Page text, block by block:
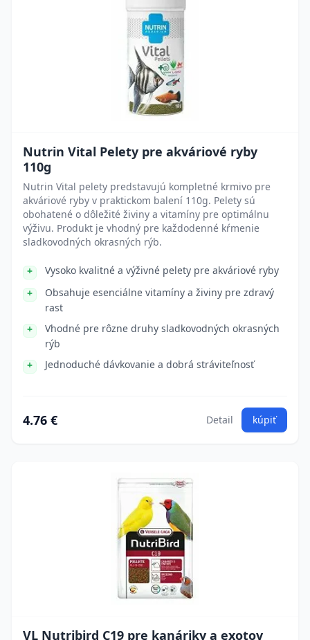
Nutrin Vital Pelety pre akváriové ryby
110g
Nutrin Vital pelety predstavujú kompletné krmivo pre
akváriové ryby v praktickom balení 110g. Pelety sú
obohatené o dôležité živiny a vitamíny pre optimálnu
výživu. Produkt je vhodný pre každodenné kŕmenie
sladkovodných okrasných rýb.
Vysoko kvalitné a výživné pelety pre akváriové ryby
Obsahuje esenciálne vitamíny a živiny pre zdravý
rast
Vhodné pre rôzne druhy sladkovodných okrasných
rýb
Jednoduché dávkovanie a dobrá stráviteľnosť
4.76 € Detail kúpiť
VL Nutribird C19 pre kanáriky a exotov